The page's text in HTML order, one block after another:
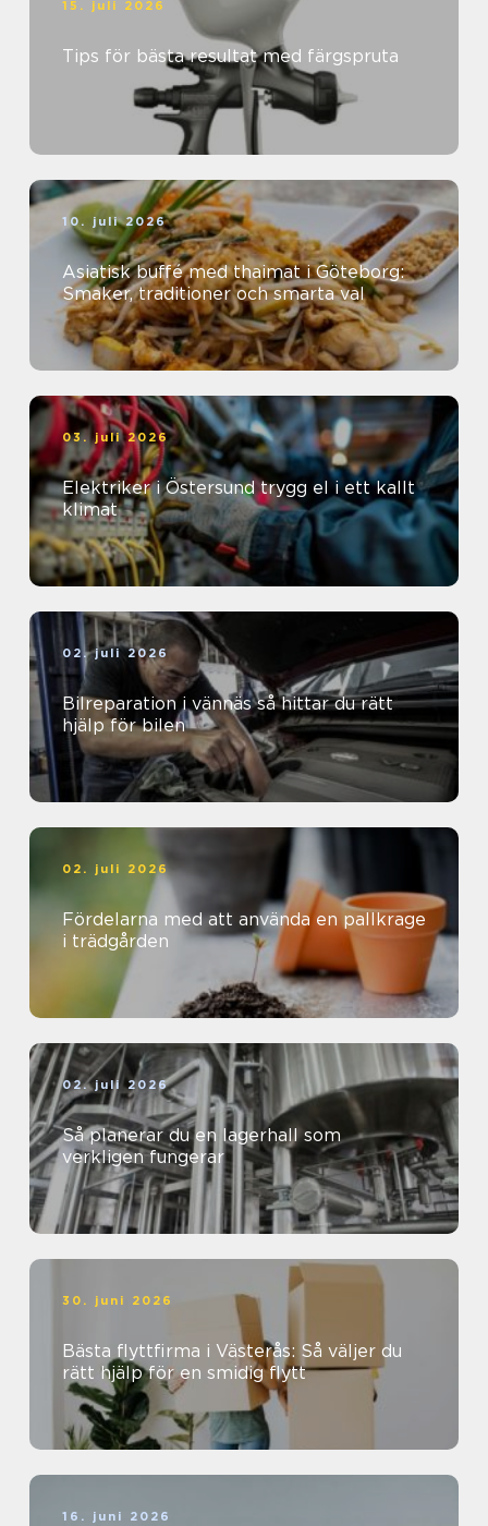
15. juli 2026
Tips för bästa resultat med färgspruta
10. juli 2026
Asiatisk buffé med thaimat i Göteborg:
Smaker, traditioner och smarta val
03. juli 2026
Elektriker i Östersund trygg el i ett kallt
klimat
02. juli 2026
Bilreparation i vännäs så hittar du rätt
hjälp för bilen
02. juli 2026
Fördelarna med att använda en pallkrage
i trädgården
02. juli 2026
Så planerar du en lagerhall som
verkligen fungerar
30. juni 2026
Bästa flyttfirma i Västerås: Så väljer du
rätt hjälp för en smidig flytt
16. juni 2026